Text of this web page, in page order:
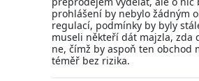
prohlášení by nebylo žádným
regulací, podmínky by byly
museli někteří dát majzla, zda
ne, čímž by aspoň ten obchod
téměř bez rizika.